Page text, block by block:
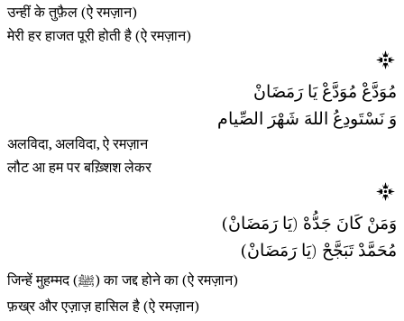
उन्हीं के तुफ़ैल (ऐ रमज़ान)
मेरी हर हाजत पूरी होती है (ऐ रमज़ान)
مُوَدَّعْ مُوَدَّعْ يَا رَمَضَانْ
وَ نَسْتَودِعُ اللهَ شَهْرَ الصِّيام
अलविदा, अलविदा, ऐ रमज़ान
लौट आ हम पर बख़्शिश लेकर
وَمَنْ كَانَ جَدُّهْ (يَا رَمَضَانْ)
مُحَمَّدْ تَبَجَّحْ (يَا رَمَضَانْ)
जिन्हें मुहम्मद (ﷺ) का जद्द होने का (ऐ रमज़ान)
फ़ख्र और एज़ाज़ हासिल है (ऐ रमज़ान)